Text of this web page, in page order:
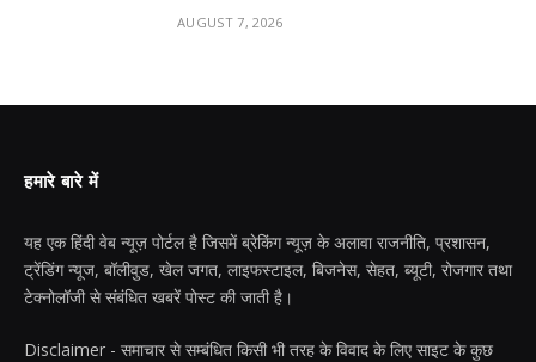
AUGUST 7, 2026
हमारे बारे में
यह एक हिंदी वेब न्यूज़ पोर्टल है जिसमें ब्रेकिंग न्यूज़ के अलावा राजनीति, प्रशासन,
ट्रेंडिंग न्यूज, बॉलीवुड, खेल जगत, लाइफस्टाइल, बिजनेस, सेहत, ब्यूटी, रोजगार तथा
टेक्नोलॉजी से संबंधित खबरें पोस्ट की जाती है।
Disclaimer - समाचार से सम्बंधित किसी भी तरह के विवाद के लिए साइट के कुछ